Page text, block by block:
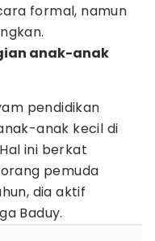
formal, namun
anak-anak
pendidikan
anak kecil di
ini berkat
pemuda
dia aktif
Baduy.